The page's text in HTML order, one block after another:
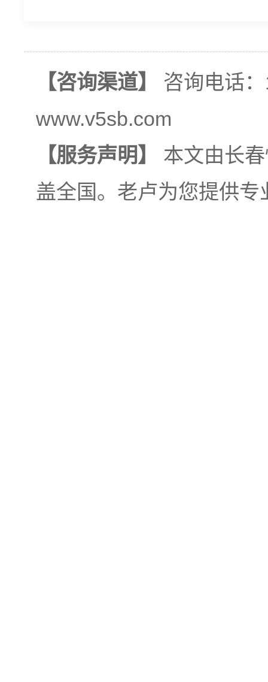
【咨询渠道】
咨询电话
www.v5sb.com
【服务声明】
本文由长
盖全国。老卢为您提供专